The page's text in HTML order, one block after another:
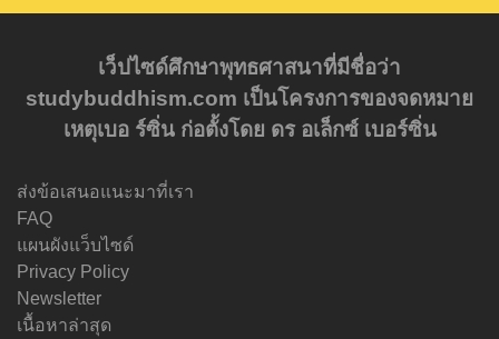
เว็ปไซด์ศึกษาพุทธศาสนาที่มีชื่อว่า
studybuddhism.com เป็นโครงการของจดหมาย
เหตุเบอ ร์ซิ่น ก่อตั้งโดย ดร อเล็กซ์ เบอร์ซิ่น
ส่งข้อเสนอแนะมาที่เรา
FAQ
แผนผังแว็บไซด์
Privacy Policy
Newsletter
เนื้อหาล่าสุด